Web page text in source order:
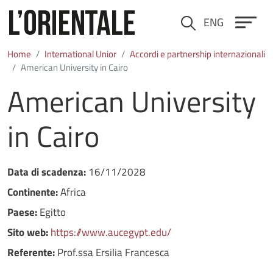
Cerca ENG
Home International Unior
Accordi e partnership internazionali
American University in Cairo
American University
in Cairo
Data di scadenza: 16/11/2028
Continente:Africa
Paese:Egitto
Sito web:https://www.aucegypt.edu/
Referente:Prof.ssa Ersilia Francesca